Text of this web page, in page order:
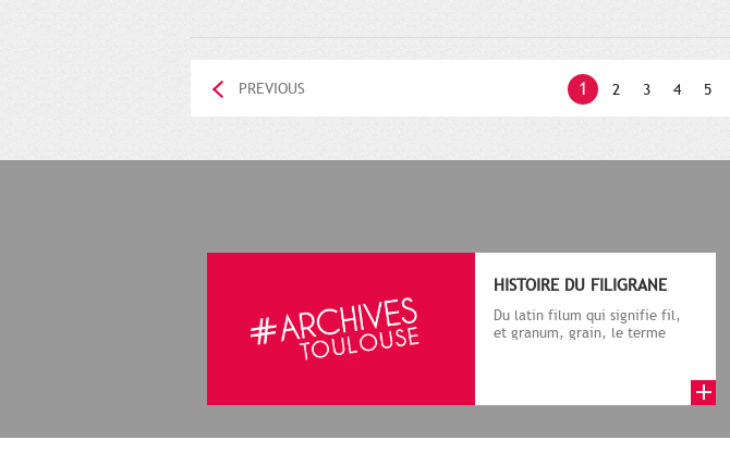
1 2 3 4 5
PREVIOUS
HISTOIRE DU FILIGRANE
Du latin filum qui signifie fil,
et granum, grain, le terme